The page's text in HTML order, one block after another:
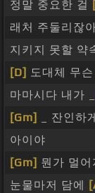
정말 중요한 걸
래처 주둘리잖
지키지 못할 약
[D] 도대체 무슨
마마시다 내가 _
[Gm]
_ 잔인하
아이야
[Gm] 뭔가 멀어
눈물마저 담에